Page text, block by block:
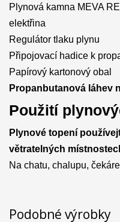
Plynová kamna MEVA
elektřina
Regulátor tlaku plynu
Připojovací hadice k
Papírový kartonový obal
Propanbutanová láhev
Použití
Plynové topení
větratelných
Na chatu, chalupu,
Podobné výrobky